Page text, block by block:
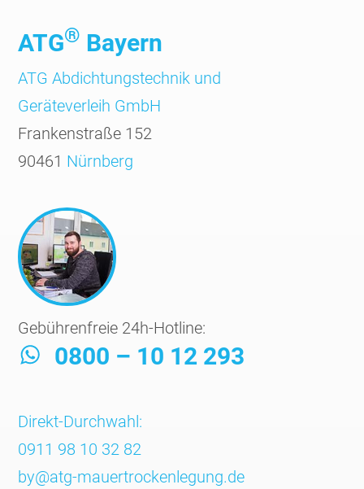
ATG® Bayern
ATG Abdichtungs­technik und
Geräteverleih GmbH
Frankenstraße 152
90461 Nürnberg
Gebührenfreie 24h-Hotline:
0800 – 10 12 293
Direkt-Durchwahl:
0911 98 10 32 82
by@atg-mauertrockenlegung.de